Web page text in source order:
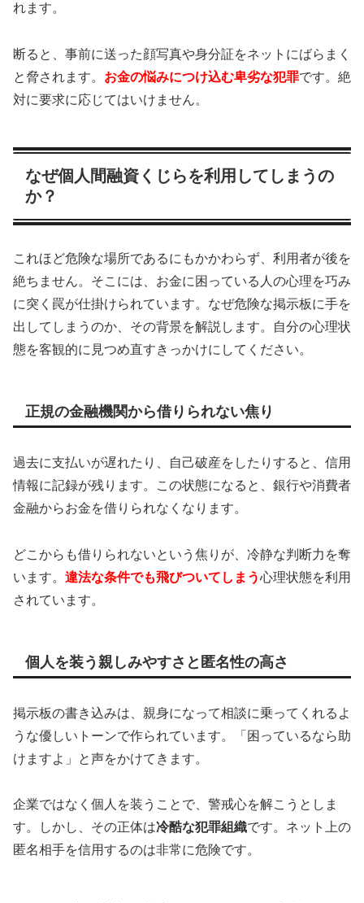
れます。
断ると、事前に送った顔写真や身分証をネットにばらまく
と脅されます。 お金の悩みにつけ込む卑劣な犯罪です。絶
対に要求に応じてはいけません。
なぜ個人間融資くじらを利用してしまうの
か？
これほど危険な場所であるにもかかわらず、利用者が後を
絶ちません。そこには、お金に困っている人の心理を巧み
に突く罠が仕掛けられています。なぜ危険な掲示板に手を
出してしまうのか、その背景を解説します。自分の心理状
態を客観的に見つめ直すきっかけにしてください。
正規の金融機関から借りられない焦り
過去に支払いが遅れたり、自己破産をしたりすると、信用
情報に記録が残ります。この状態になると、銀行や消費者
金融からお金を借りられなくなります。
どこからも借りられないという焦りが、冷静な判断力を奪
います。 違法な条件でも飛びついてしまう心理状態を利用
されています。
個人を装う親しみやすさと匿名性の高さ
掲示板の書き込みは、親身になって相談に乗ってくれるよ
うな優しいトーンで作られています。「困っているなら助
けますよ」と声をかけてきます。
企業ではなく個人を装うことで、警戒心を解こうとしま
す。しかし、その正体は冷酷な犯罪組織です。ネット上の
匿名相手を信用するのは非常に危険です。